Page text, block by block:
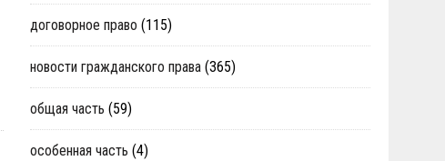
договорное право (115)
новости гражданского права (365)
общая часть (59)
особенная часть (4)